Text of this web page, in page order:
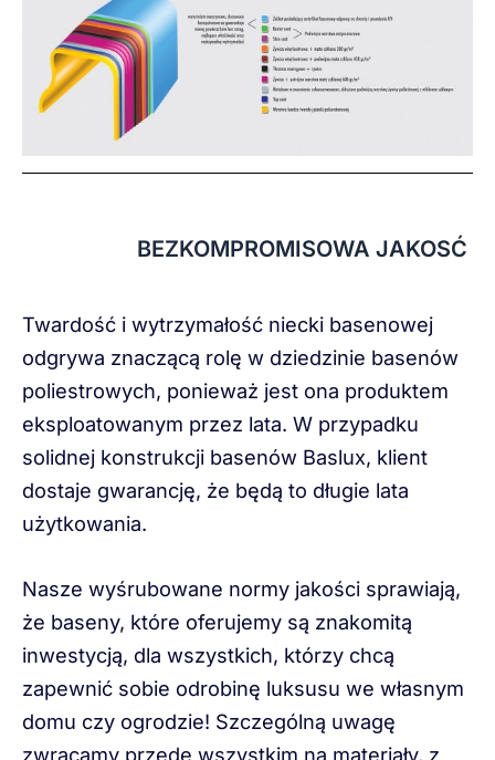
BEZKOMPROMISOWA JAKOSĆ
Twardość i wytrzymałość niecki basenowej
odgrywa znaczącą rolę w dziedzinie basenów
poliestrowych, ponieważ jest ona produktem
eksploatowanym przez lata. W przypadku
solidnej konstrukcji basenów Baslux, klient
dostaje gwarancję, że będą to długie lata
użytkowania.
Nasze wyśrubowane normy jakości sprawiają,
że baseny, które oferujemy są znakomitą
inwestycją, dla wszystkich, którzy chcą
zapewnić sobie odrobinę luksusu we własnym
domu czy ogrodzie! Szczególną uwagę
zwracamy przede wszystkim na materiały, z